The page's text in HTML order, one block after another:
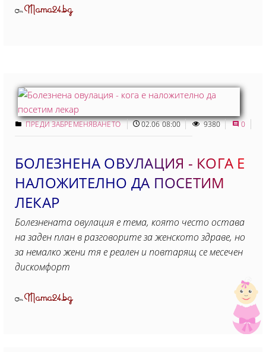
ОтMama24.bg
ПРЕДИ ЗАБРЕМЕНЯВАНЕТО 02.06 08:00 9380 0
БОЛЕЗНЕНА ОВУЛАЦИЯ - КОГА Е
НАЛОЖИТЕЛНО ДА ПОСЕТИМ
ЛЕКАР
Болезнената овулация е тема, която често остава
на заден план в разговорите за женското здраве, но
за немалко жени тя е реален и повтарящ се месечен
дискомфорт
ОтMama24.bg